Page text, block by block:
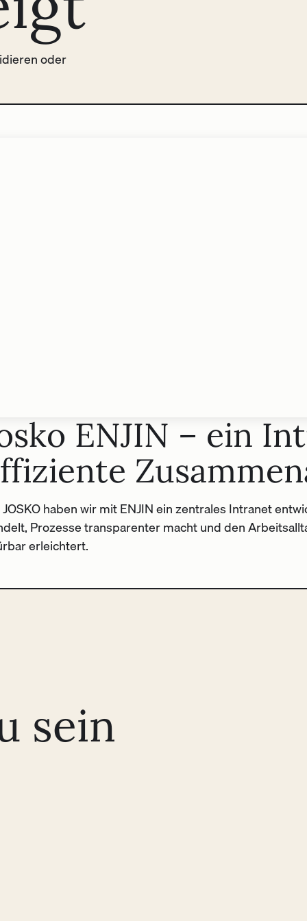
oder
ENJIN – ein
JOSKO haben wir mit ENJIN ein zentrales Intranet
Prozesse transparenter macht und den
erleichtert.
sein